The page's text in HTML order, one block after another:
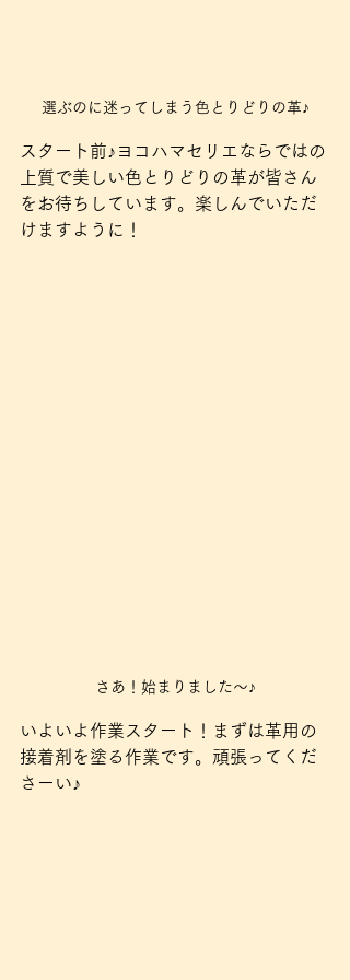
選ぶのに迷ってしまう色とりどりの革♪
スタート前♪ヨコハマセリエならではの
上質で美しい色とりどりの革が皆さん
をお待ちしています。楽しんでいただ
けますように！
さあ！始まりました〜♪
いよいよ作業スタート！まずは革用の
接着剤を塗る作業です。頑張ってくだ
さーい♪